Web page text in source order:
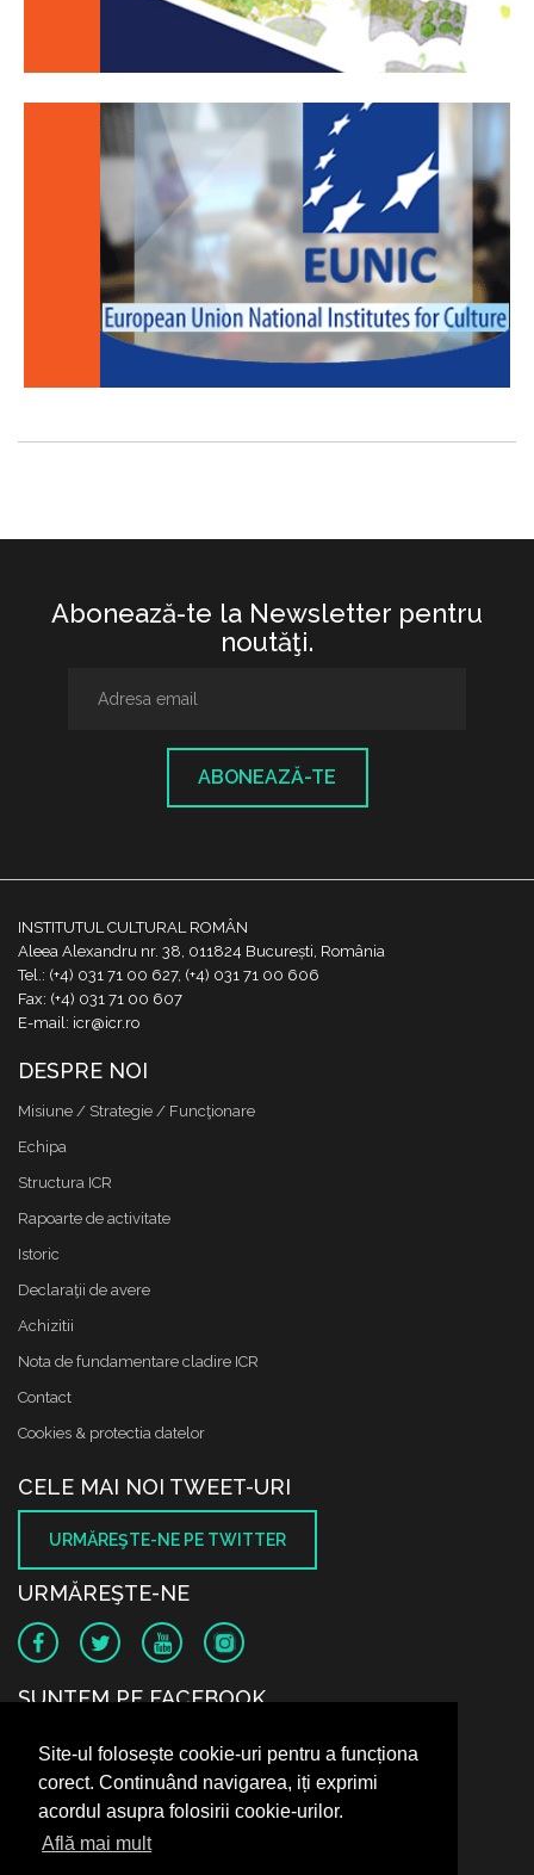
Site-ul folosește cookie-uri pentru a funcționa
corect. Continuând navigarea, iți exprimi
acordul asupra folosirii cookie-urilor.
Află mai mult
Abonează-te la Newsletter pentru
noutăţi.
ABONEAZĂ-TE
INSTITUTUL CULTURAL ROMÂN
Aleea Alexandru nr. 38, 011824 București, România
Tel.: (+4) 031 71 00 627, (+4) 031 71 00 606
Fax: (+4) 031 71 00 607
E-mail: icr@icr.ro
DESPRE NOI
Misiune / Strategie / Funcţionare
Echipa
Structura ICR
Rapoarte de activitate
Istoric
Declaraţii de avere
Achizitii
Nota de fundamentare cladire ICR
Contact
Cookies & protectia datelor
CELE MAI NOI TWEET-URI
URMĂREŞTE-NE PE TWITTER
URMĂREŞTE-NE
SUNTEM PE FACEBOOK